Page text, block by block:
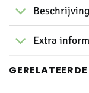
Beschrijving
Extra